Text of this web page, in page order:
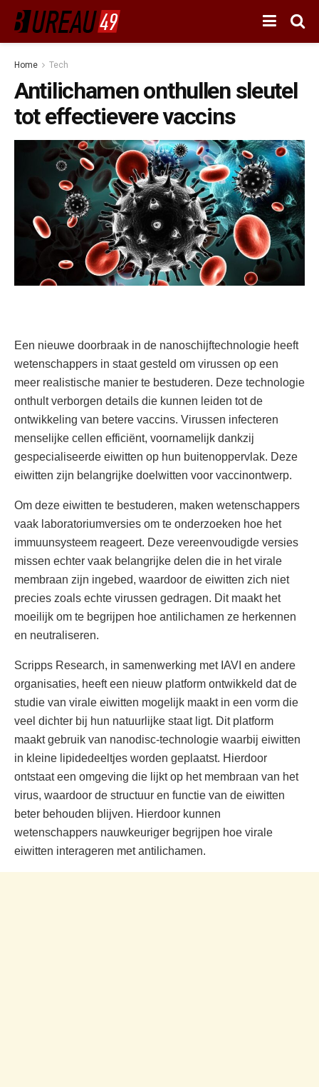
Home Tech
Antilichamen onthullen sleutel
tot effectievere vaccins
Een nieuwe doorbraak in de nanoschijftechnologie heeft
wetenschappers in staat gesteld om virussen op een
meer realistische manier te bestuderen. Deze technologie
onthult verborgen details die kunnen leiden tot de
ontwikkeling van betere vaccins. Virussen infecteren
menselijke cellen efficiënt, voornamelijk dankzij
gespecialiseerde eiwitten op hun buitenoppervlak. Deze
eiwitten zijn belangrijke doelwitten voor vaccinontwerp.
Om deze eiwitten te bestuderen, maken wetenschappers
vaak laboratoriumversies om te onderzoeken hoe het
immuunsysteem reageert. Deze vereenvoudigde versies
missen echter vaak belangrijke delen die in het virale
membraan zijn ingebed, waardoor de eiwitten zich niet
precies zoals echte virussen gedragen. Dit maakt het
moeilijk om te begrijpen hoe antilichamen ze herkennen
en neutraliseren.
Scripps Research, in samenwerking met IAVI en andere
organisaties, heeft een nieuw platform ontwikkeld dat de
studie van virale eiwitten mogelijk maakt in een vorm die
veel dichter bij hun natuurlijke staat ligt. Dit platform
maakt gebruik van nanodisc-technologie waarbij eiwitten
in kleine lipidedeeltjes worden geplaatst. Hierdoor
ontstaat een omgeving die lijkt op het membraan van het
virus, waardoor de structuur en functie van de eiwitten
beter behouden blijven. Hierdoor kunnen
wetenschappers nauwkeuriger begrijpen hoe virale
eiwitten interageren met antilichamen.